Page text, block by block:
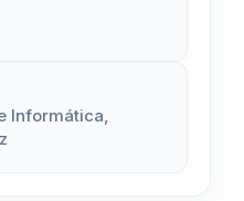
Informática,